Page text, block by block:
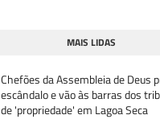
MAIS LIDAS
Chefões da Assembleia de Deus
escândalo e vão às barras dos
de 'propriedade' em Lagoa Seca